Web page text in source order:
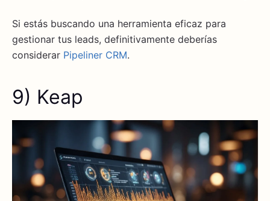
Si estás buscando una herramienta eficaz para
gestionar tus leads, definitivamente deberías
considerar Pipeliner CRM.
9) Keap